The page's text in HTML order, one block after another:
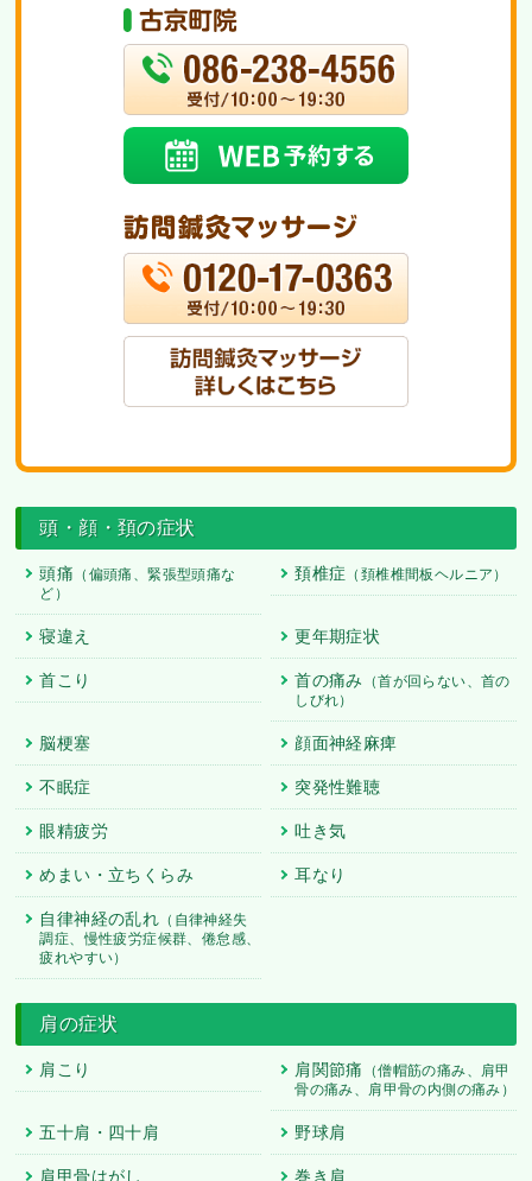
頭・顔・頚の症状
頭痛 （偏頭痛、緊張型頭痛な
ど）
頚椎症 （頚椎椎間板ヘルニア）
寝違え 更年期症状
首こり 首の痛み
（首が回らない、首の
しびれ）
脳梗塞 顔面神経麻痺
不眠症 突発性難聴
眼精疲労 吐き気
めまい・立ちくらみ 耳なり
自律神経の乱れ （自律神経失
調症、慢性疲労症候群、倦怠感、
疲れやすい）
肩の症状
肩こり 肩関節痛
（僧帽筋の痛み、肩甲
骨の痛み、肩甲骨の内側の痛み）
五十肩・四十肩 野球肩
肩甲骨はがし 巻き肩